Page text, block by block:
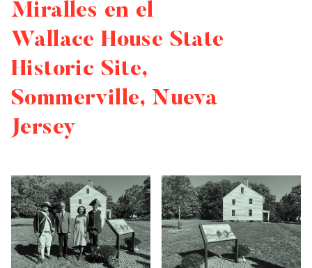
Miralles en el
Wallace House State
Historic Site,
Sommerville, Nueva
Jersey